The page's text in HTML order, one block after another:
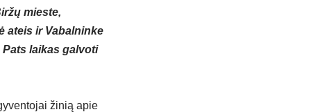
mieste,
ateis ir Vabalninke
laikas galvoti
žinią apie